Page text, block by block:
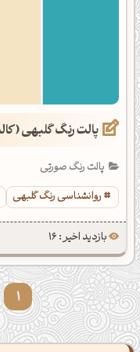
پالت رنگ گلبهی
پالت رنگ صورتی
روانشناسی رنگ گلبهی
بازدید اخیر : 16
1